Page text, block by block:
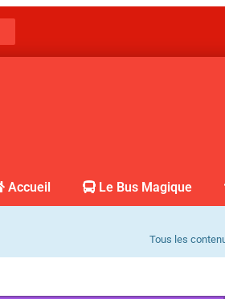
Accueil Le Bus Magique
Tous les